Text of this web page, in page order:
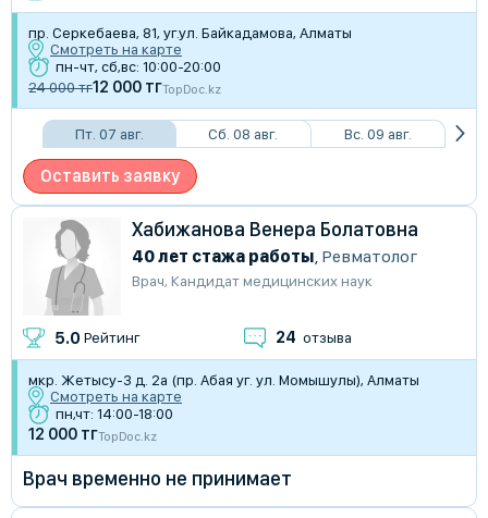
пр. Серкебаева, 81, уг.ул. Байкадамова, Алматы
Смотреть на карте
пн-чт, сб,вс: 10:00-20:00
24 000 тг12 000 тгTopDoc.kz
Пт. 07 авг. Сб. 08 авг. Вс. 09 авг.
Оставить заявку
Хабижанова Венера Болатовна
40 лет стажа работы, Ревматолог
Врач, Кандидат медицинских наук
5.0 Рейтинг 24 отзыва
мкр. Жетысу-3 д. 2а (пр. Абая уг. ул. Момышулы), Алматы
Смотреть на карте
пн,чт: 14:00-18:00
12 000 тгTopDoc.kz
Врач временно не принимает